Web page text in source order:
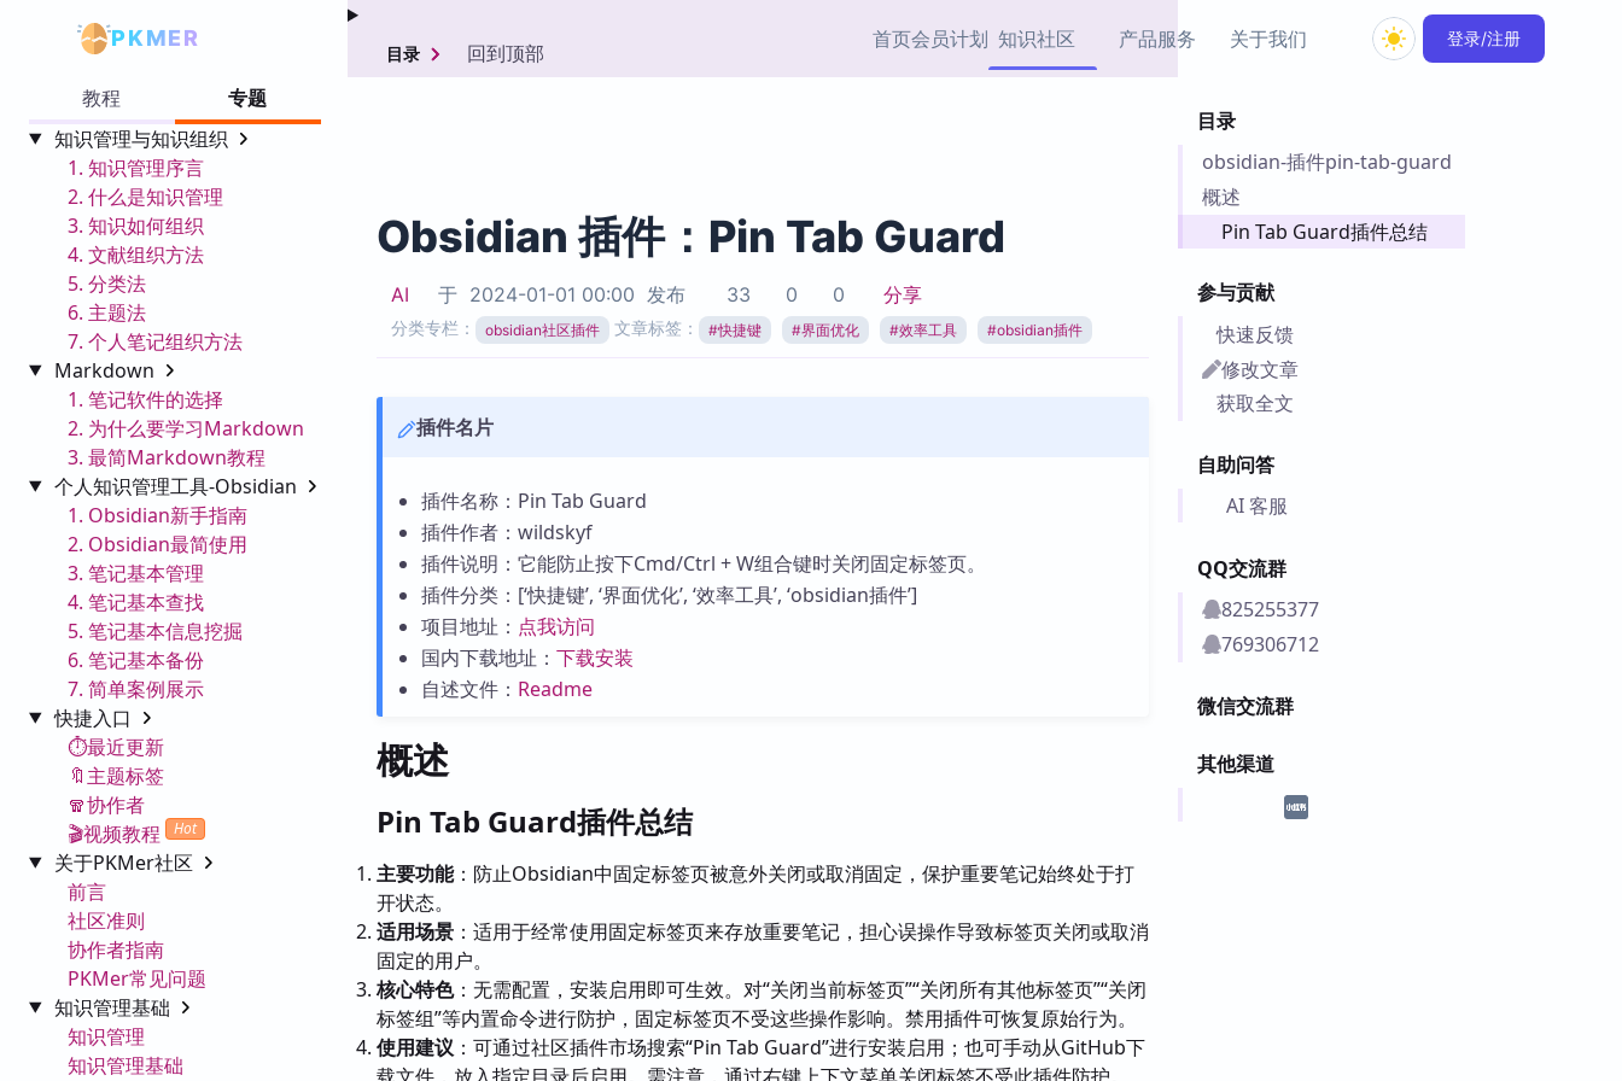
PKMER 首页会员计划 知识社区
协作者
热门链接Top5
产品服务
载
加速访问 Obsidian 官方
市场
PKMer 出品的闪念笔记
插件
Obsidian 教程
关于我们 登录/注册
教程
专题
知识管理与知识组织
1. 知识管理序言
2. 什么是知识管理
3. 知识如何组织
4. 文献组织方法
5. 分类法
6. 主题法
7. 个人笔记组织方法
Markdown
1. 笔记软件的选择
2. 为什么要学习Markdown
3. 最简Markdown教程
个人知识管理工具-Obsidian
1. Obsidian新手指南
2. Obsidian最简使用
3. 笔记基本管理
4. 笔记基本查找
5. 笔记基本信息挖掘
6. 笔记基本备份
7. 简单案例展示
快捷入口
⏱️最近更新
🔖主题标签
🧣协作者
🎬视频教程
Hot
关于PKMer社区
前言
社区准则
协作者指南
PKMer常见问题
知识管理基础
知识管理
知识管理基础
目录
obsidian-插件pin-tab-guard
概述
Pin Tab Guard插件总结
参与贡献
快速反馈
修改文章
获取全文
自助问答
AI 客服
QQ交流群
825255377
769306712
微信交流群
其他渠道
目录 回到顶部
Obsidian 插件：Pin Tab Guard
AI 于 2024-01-01 00:00 发布 33 0 0 分享
分类专栏： obsidian社区插件 文章标签： #快捷键 #界面优化 #效率工具 #obsidian插件
插件名片
插件名称：Pin Tab Guard
插件作者：wildskyf
插件说明：它能防止按下Cmd/Ctrl + W组合键时关闭固定标签页。
插件分类：[‘快捷键’, ‘界面优化’, ‘效率工具’, ‘obsidian插件’]
项目地址： 点我访问
国内下载地址： 下载安装
自述文件： Readme
概述
Pin Tab Guard插件总结
主要功能：防止Obsidian中固定标签页被意外关闭或取消固定，保护重要笔记始终处于打
开状态。
适用场景 ：适用于经常使用固定标签页来存放重要笔记，担心误操作导致标签页关闭或取消
固定的用户。
核心特色：无需配置，安装启用即可生效。对“关闭当前标签页”“关闭所有其他标签页”“关闭
标签组”等内置命令进行防护，固定标签页不受这些操作影响。禁用插件可恢复原始行为。
使用建议 ：可通过社区插件市场搜索“Pin Tab Guard”进行安装启用；也可手动从GitHub下